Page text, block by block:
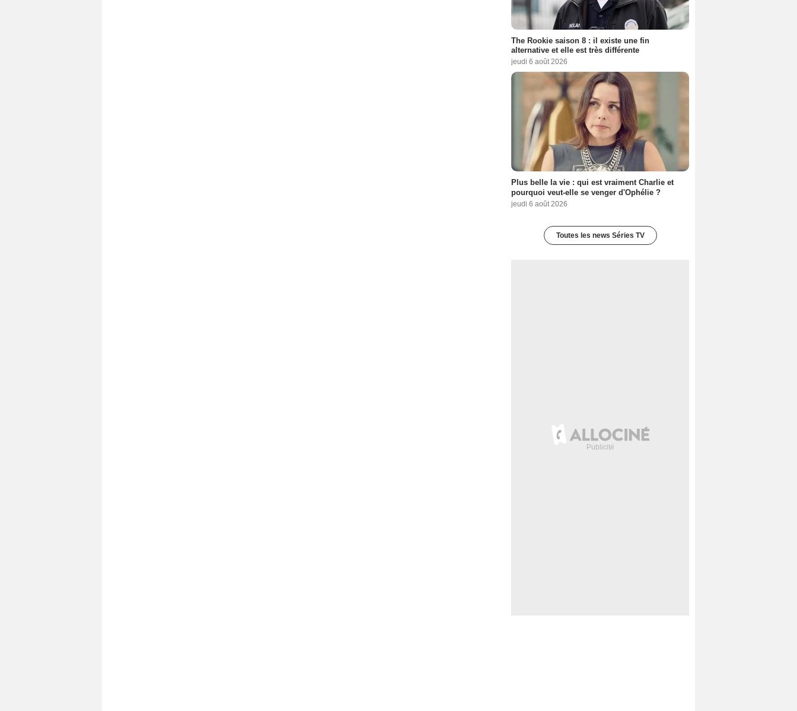
The Rookie saison 8 : il existe une fin
alternative et elle est très différente
jeudi 6 août 2026
Plus belle la vie : qui est vraiment Charlie et
pourquoi veut-elle se venger d'Ophélie ?
jeudi 6 août 2026
Toutes les news Séries TV